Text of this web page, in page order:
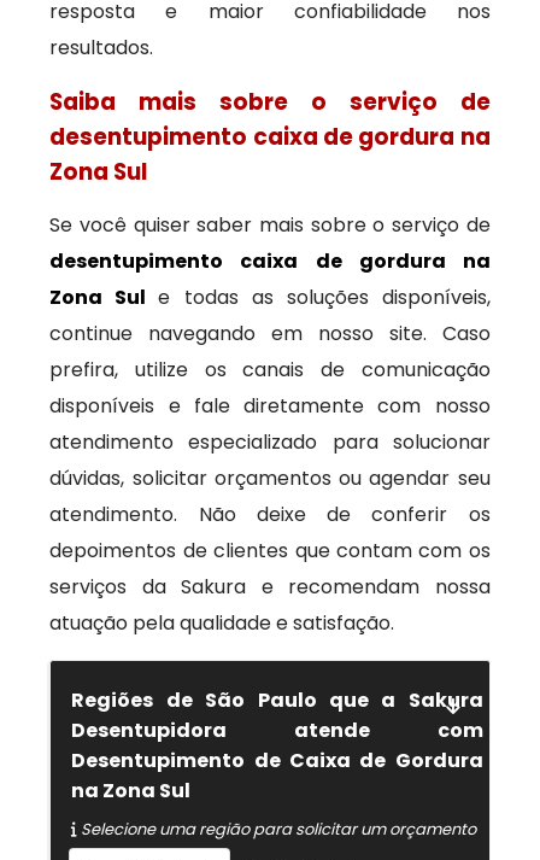
resposta e maior confiabilidade nos
resultados.
Saiba mais sobre o serviço de
desentupimento caixa de gordura na
Zona Sul
Se você quiser saber mais sobre o serviço de
desentupimento caixa de gordura na
Zona Sule todas as soluções disponíveis,
continue navegando em nosso site. Caso
prefira, utilize os canais de comunicação
disponíveis e fale diretamente com nosso
atendimento especializado para solucionar
dúvidas, solicitar orçamentos ou agendar seu
atendimento. Não deixe de conferir os
depoimentos de clientes que contam com os
serviços da Sakura e recomendam nossa
atuação pela qualidade e satisfação.
Regiões de São Paulo que a Sakura
Desentupidora atende com
Desentupimento de Caixa de Gordura
na Zona Sul
Selecione uma região para solicitar um orçamento